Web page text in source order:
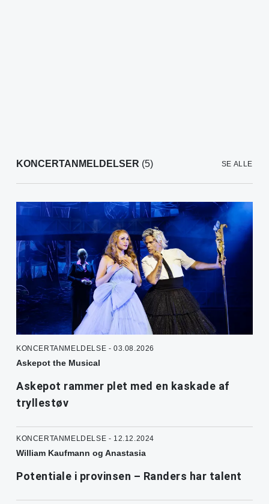
KONCERTANMELDELSER (5) SE ALLE
KONCERTANMELDELSE - 03.08.2026
Askepot the Musical
Askepot rammer plet med en kaskade af
tryllestøv
KONCERTANMELDELSE - 12.12.2024
William Kaufmann og Anastasia
Potentiale i provinsen – Randers har talent